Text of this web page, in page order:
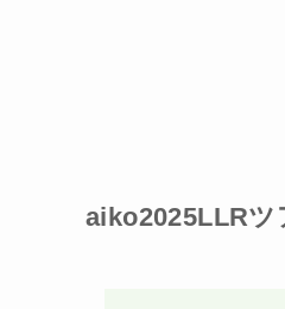
aiko2025LLRツ